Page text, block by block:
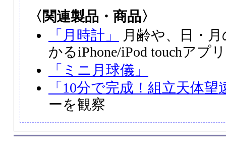
〈関連製品・商品〉
「月時計」
月齢や、日・
かるiPhone/iPod touchアプリ
「ミニ月球儀」
「10分で完成！組立天体望
ーを観察